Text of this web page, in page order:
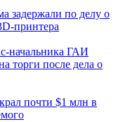
задержали по делу о
начальника ГАИ
торги после дела о
почти $1 млн в